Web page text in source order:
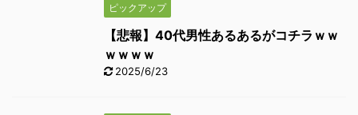
ピックアップ
【悲報】40代男性あるあるがコチラｗｗ
ｗｗｗｗ
2025/6/23